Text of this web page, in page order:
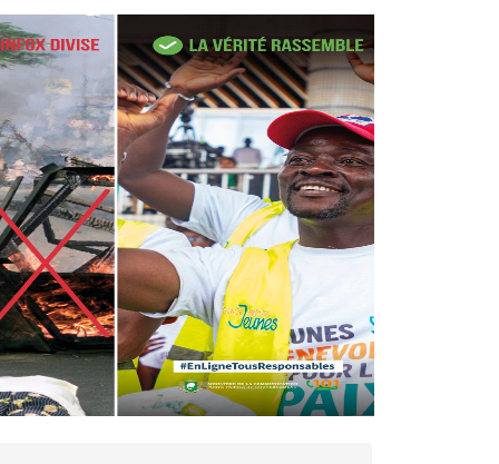
Sadio Camara tué lors
d’attaques...
AIP
22 avr. 2026, 16:41
Des bureaux ravagés dans un
incendie survenu à la mairie...
AIP
10 avr. 2026, 09:48
Nommé Médiateur de la
République, Gaoussou Touré
prend officiellement fonction
AIP
13 mars 2026, 10:43
Nécrologie : décès de
Guillaume Houphouët-Boigny,
fils du Père fondateur...